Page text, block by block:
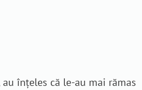
înțeles că le-au mai rămas